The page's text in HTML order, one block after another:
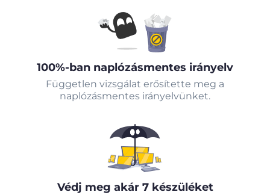
100%-ban naplózásmentes irányelv
Független vizsgálat erősítette meg a
naplózásmentes irányelvünket.
Védj meg akár 7 készüléket